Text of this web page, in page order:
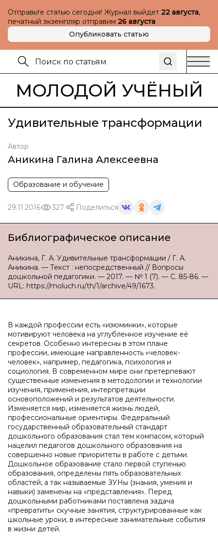
Отправьте статью сегодня! Журнал выйдет 22 августа,
печатный экземпляр отправим 26 августа
Опубликовать статью
МОЛОДОЙ УЧЁНЫЙ
Удивительные трансформации
Автор
Аникина Галина Алексеевна
Образование и обучение
29.11.2016 327 Поделиться
Библиографическое описание
Аникина, Г. А. Удивительные трансформации / Г. А.
Аникина. — Текст : непосредственный // Вопросы
дошкольной педагогики. — 2017. — № 1 (7). — С. 85-86. —
URL: https://moluch.ru/th/1/archive/49/1673.
В каждой профессии есть «изюминки», которые
мотивируют человека на углубленное изучение её
секретов. Особенно интересны в этом плане
профессии, имеющие направленность «человек-
человек», например, педагогика, психология и
социология. В современном мире они претерпевают
существенные изменения в методологии и технологии
изучения, применения, интерпретации
основоположений и результатов деятельности.
Изменяется мир, изменяется жизнь людей,
профессиональные ориентиры. Федеральный
государственный образовательный стандарт
дошкольного образования стал тем компасом, который
нацелил педагогов дошкольного образования на
совершенно новые приоритеты в работе с детьми.
Дошкольное образование стало первой ступенью
образования, определены пять образовательных
областей, а так называемые ЗУНы (знания, умения и
навыки) заменены на «представления». Перед
дошкольными работниками поставлена задача
«превратить» скучные занятия, структурированные как
школьные уроки, в интересные занимательные события
в жизни детей.